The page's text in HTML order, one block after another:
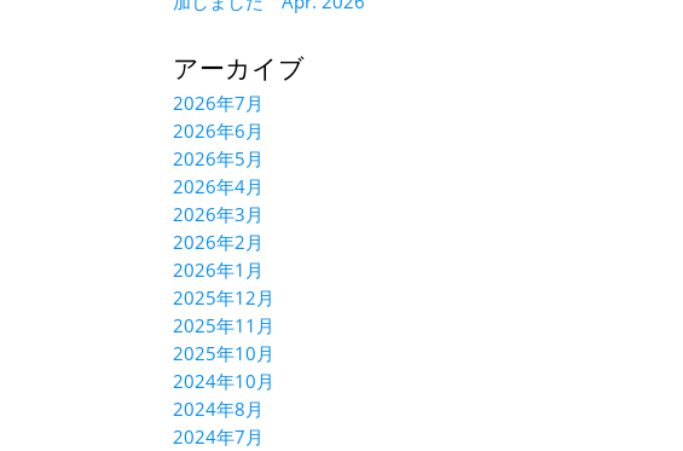
アーカイブ
2026年7月
2026年6月
2026年5月
2026年4月
2026年3月
2026年2月
2026年1月
2025年12月
2025年11月
2025年10月
2024年10月
2024年8月
2024年7月